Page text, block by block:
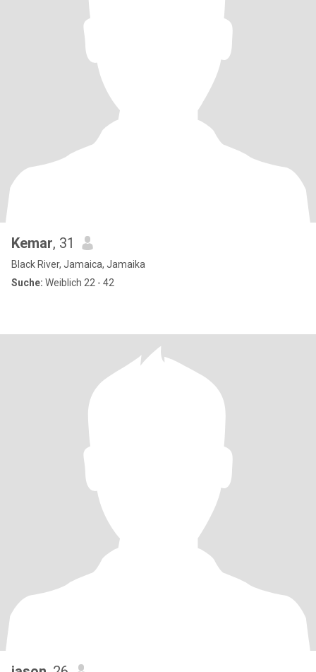
Kemar, 31
Black River, Jamaica, Jamaika
Suche: Weiblich 22 - 42